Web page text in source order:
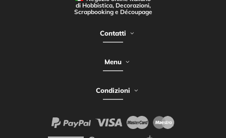
di Hobbistica, Decorazioni,
Scrapbooking e Découpage
Contatti
Menu
Condizioni